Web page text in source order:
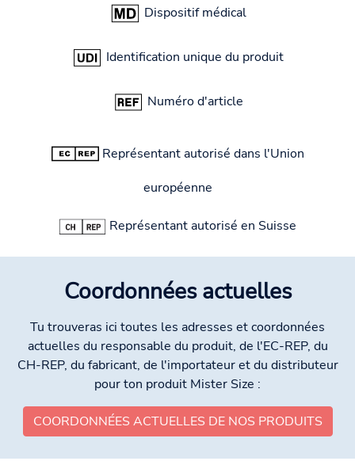
Dispositif médical
Identification unique du produit
Numéro d'article
Représentant autorisé dans l'Union
européenne
Représentant autorisé en Suisse
Coordonnées actuelles
Tu trouveras ici toutes les adresses et coordonnées
actuelles du responsable du produit, de l'EC-REP, du
CH-REP, du fabricant, de l'importateur et du distributeur
pour ton produit Mister Size :
COORDONNÉES ACTUELLES DE NOS PRODUITS